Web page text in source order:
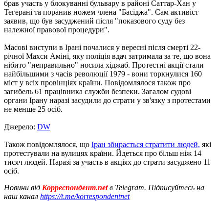
брав участь у блокуванні бульвару в районі Саттар-Хан у
Тегерані та поранив ножем члена "Басіджа". Сам активіст
заявив, що був засуджений після "показового суду без
належної правової процедури".
Масові виступи в Ірані почалися у вересні після смерті 22-
річної Махси Аміні, яку поліція вдач затримала за те, що вона
нібито "неправильно" носила хіджаб. Протестні акції стали
найбільшими з часів революції 1979 - вони торкнулися 160
міст у всіх провінціях країни. Повідомлялося також про
загибель 61 працівника служби безпеки. Загалом судові
органи Ірану наразі засудили до страти у зв'язку з протестами
не менше 25 осіб.
Джерело: DW
Також повідомлялося, що Іран збирається стратити людей, які
протестували на вулицях країни. Йдеться про більш ніж 14
тисяч людей. Наразі за участь в акціях до страти засуджено 11
осіб.
Новини від Корреспондент.netв Telegram. Підписуйтесь на
наш канал https://t.me/korrespondentnet